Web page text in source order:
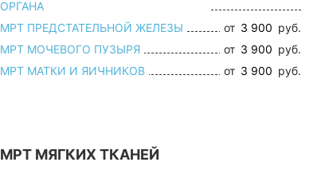
ОРГАНА
МРТ ПРЕДСТАТЕЛЬНОЙ ЖЕЛЕЗЫ от 3 900 руб.
МРТ МОЧЕВОГО ПУЗЫРЯ
от 3 900 руб.
МРТ МАТКИ И ЯИЧНИКОВ
от 3 900 руб.
МРТ МЯГКИХ ТКАНЕЙ